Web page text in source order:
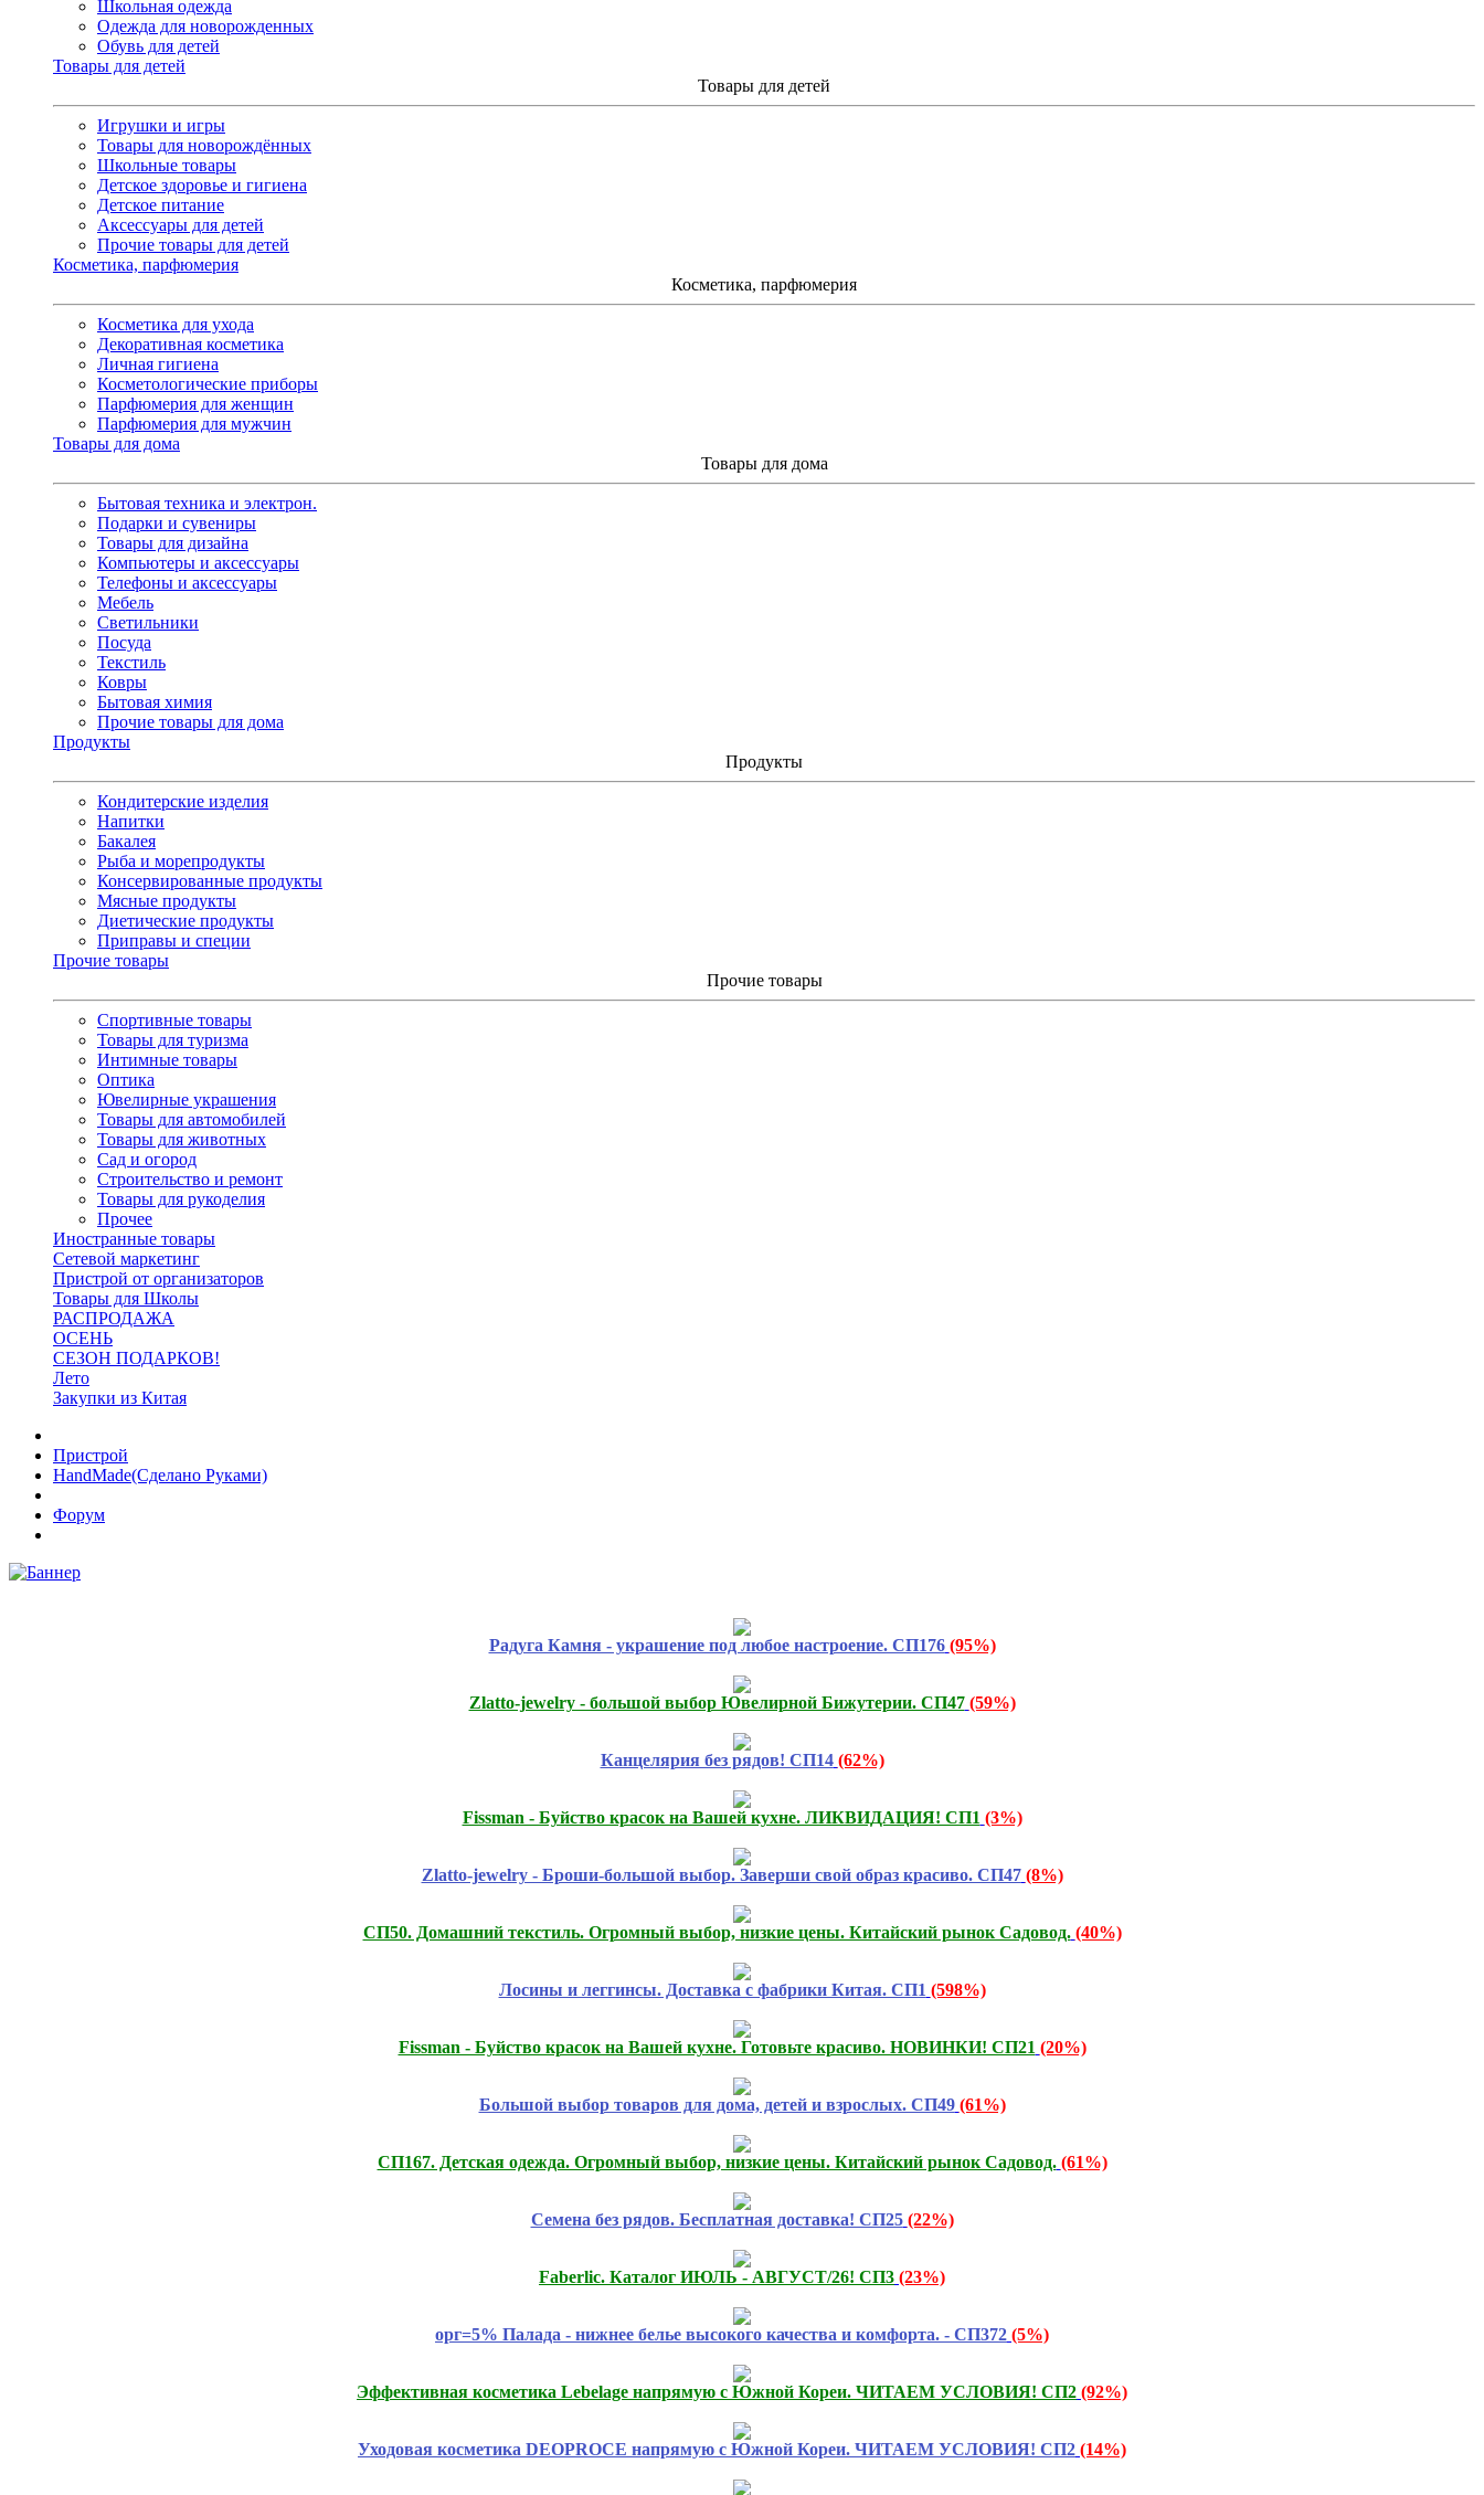
Школьная одежда
Одежда для новорожденных
Обувь для детей
Товары для детей
Товары для детей
Игрушки и игры
Товары для новорождённых
Школьные товары
Детское здоровье и гигиена
Детское питание
Аксессуары для детей
Прочие товары для детей
Косметика, парфюмерия
Косметика, парфюмерия
Косметика для ухода
Декоративная косметика
Личная гигиена
Косметологические приборы
Парфюмерия для женщин
Парфюмерия для мужчин
Товары для дома
Товары для дома
Бытовая техника и электрон.
Подарки и сувениры
Товары для дизайна
Компьютеры и аксессуары
Телефоны и аксессуары
Мебель
Светильники
Посуда
Текстиль
Ковры
Бытовая химия
Прочие товары для дома
Продукты
Продукты
Кондитерские изделия
Напитки
Бакалея
Рыба и морепродукты
Консервированные продукты
Мясные продукты
Диетические продукты
Приправы и специи
Прочие товары
Прочие товары
Спортивные товары
Товары для туризма
Интимные товары
Оптика
Ювелирные украшения
Товары для автомобилей
Товары для животных
Сад и огород
Строительство и ремонт
Товары для рукоделия
Прочее
Иностранные товары
Сетевой маркетинг
Пристрой от организаторов
Товары для Школы
РАСПРОДАЖА
ОСЕНЬ
СЕЗОН ПОДАРКОВ!
Лето
Закупки из Китая
Пристрой
HandMade(Сделано Руками)
Форум
Радуга Камня - украшение под любое настроение. СП176 (95%)
Zlatto-jewelry - большой выбор Ювелирной Бижутерии. СП47 (59%)
Канцелярия без рядов! СП14 (62%)
Fissmаn - Буйство красок на Вашей кухне. ЛИКВИДАЦИЯ! СП1 (3%)
Zlatto-jewelry - Броши-большой выбор. Заверши свой образ красиво. СП47 (8%)
СП50. Домашний текстиль. Огромный выбор, низкие цены. Китайский рынок Садовод. (40%)
Лосины и леггинсы. Доставка с фабрики Китая. СП1 (598%)
Fissmаn - Буйство красок на Вашей кухне. Готовьте красиво. НОВИНКИ! СП21 (20%)
Большой выбор товаров для дома, детей и взрослых. СП49 (61%)
СП167. Детская одежда. Огромный выбор, низкие цены. Китайский рынок Садовод. (61%)
Семена без рядов. Бесплатная доставка! СП25 (22%)
Faberlic. Каталог ИЮЛЬ - АВГУСТ/26! СП3 (23%)
орг=5% Палада - нижнее белье высокого качества и комфорта. - СП372 (5%)
Эффективная косметика Lebelage напрямую с Южной Кореи. ЧИТАЕМ УСЛОВИЯ! СП2 (92%)
Уходовая косметика DEOPROCE напрямую с Южной Кореи. ЧИТАЕМ УСЛОВИЯ! СП2 (14%)